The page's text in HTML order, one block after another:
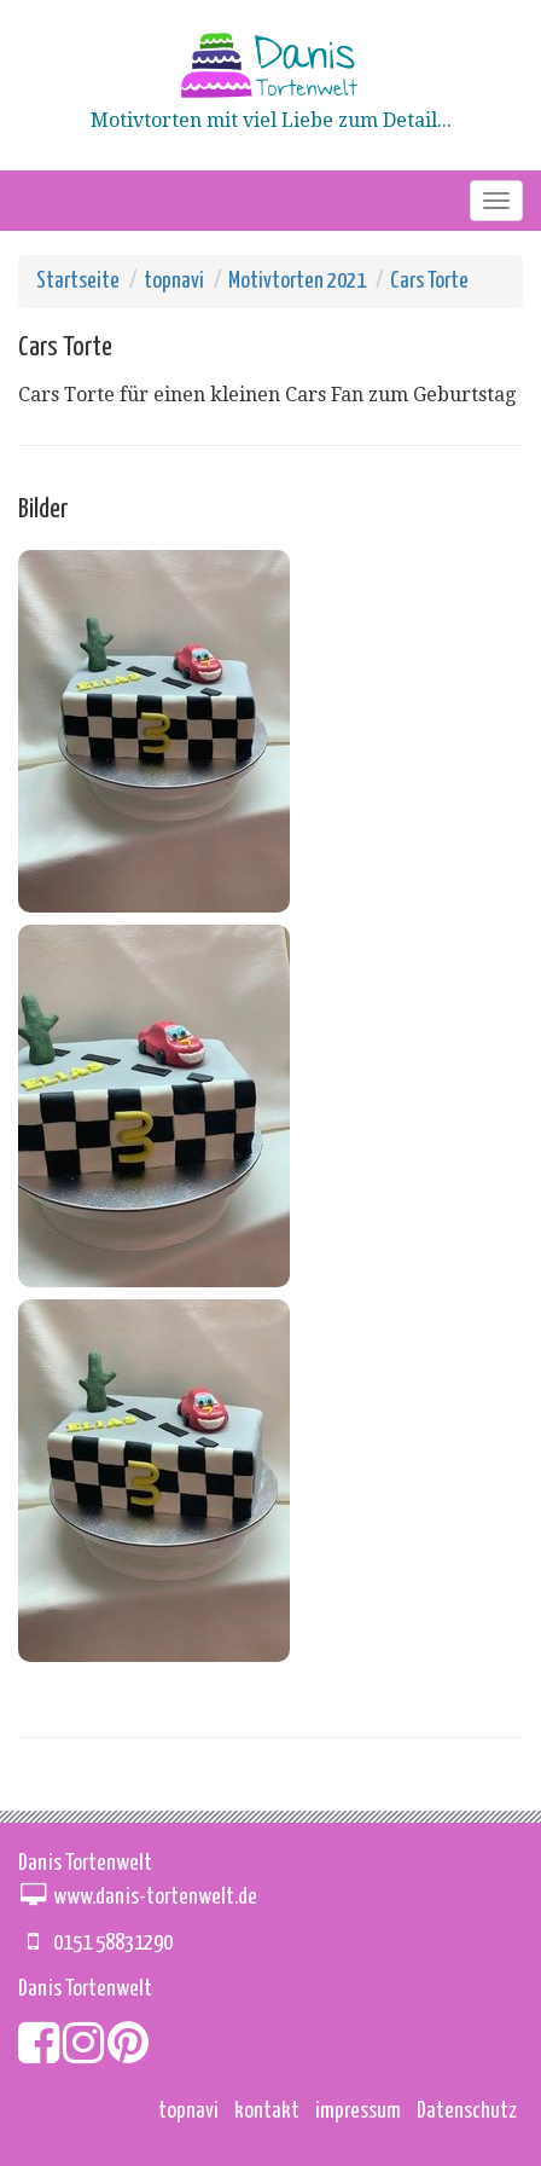
Motivtorten mit viel Liebe zum Detail...
Toggle
Startseite topnavi Motivtorten 2021 Cars Torte
Cars Torte
Cars Torte für einen kleinen Cars Fan zum Geburtstag
Bilder
Danis Tortenwelt
www.danis-tortenwelt.de
0151 58831290
Danis Tortenwelt
topnavi kontakt impressum Datenschutz